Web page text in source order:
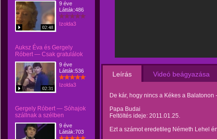
02:48
9 éve
Látták:486
Izolda3
Auksz Éva és Gergely
Róbert — Csak gratulálok
02:31
9 éve
Látták:536
Izolda3
Gergely Róbert — Sóhajok
szállnak a szélben
9 éve
Látták:703
Leírás Videó beágyazása
De kár, hogy nincs a Kékes a Balatonon
Papa Budai
Feltöltés ideje: 2011.01.25.
Ezt a számot eredetileg Németh Lehel